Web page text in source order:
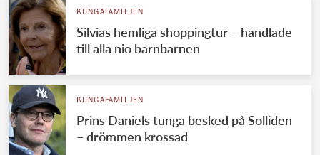
KUNGAFAMILJEN
Silvias hemliga shoppingtur – handlade
till alla nio barnbarnen
KUNGAFAMILJEN
Prins Daniels tunga besked på Solliden
– drömmen krossad